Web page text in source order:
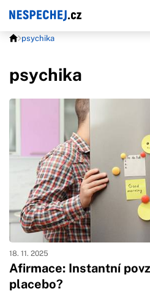
psychika
psychika
Afirmace: Instantní
placebo?
18. 11. 2025